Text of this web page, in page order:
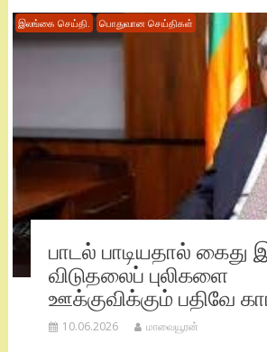
இலங்கை செய்தி. பொதுவான செய்திகள்
பாடல் பாடியதால்
விடுதலைப் புலிகளை
ஊக்குவிக்கும் பதிவே
10.06.2026 மாவையூரன்